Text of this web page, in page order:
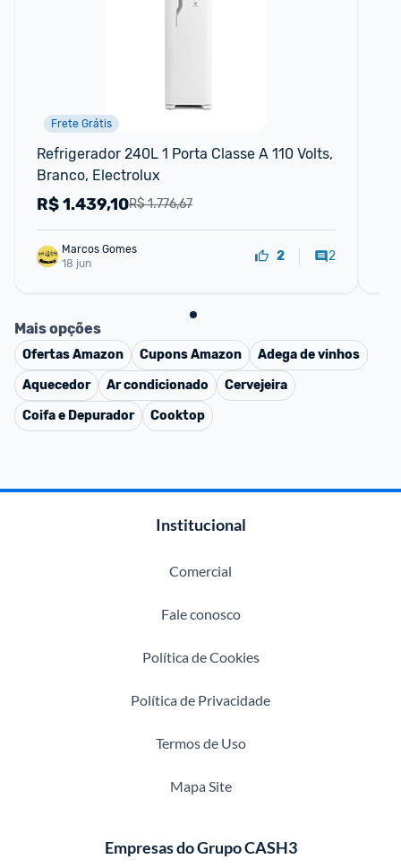
Frete Grátis
Refrigerador 240L 1 Porta Classe A 110 Volts,
Branco, Electrolux
R$ 1.776,67
R$1.439,10
Marcos Gomes
18 jun
2 2
Mais opções
OfertasAmazon CuponsAmazon
Adega de vinhos
Aquecedor
Ar condicionado
Cervejeira
Coifa e Depurador
Cooktop
Institucional
Comercial
Fale conosco
Política de Cookies
Política de Privacidade
Termos de Uso
Mapa Site
Empresas do Grupo CASH3